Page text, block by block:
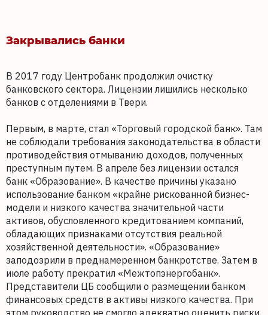
Закрывались банки
В 2017 году Центробанк продолжил очистку
банковского сектора. Лицензии лишились несколько
банков с отделениями в Твери.
Первым, в марте, стал «Торговый городской банк». Там
не соблюдали требования законодательства в области
противодействия отмыванию доходов, полученных
преступным путем. В апреле без лицензии остался
банк «Образование». В качестве причины указано
использование банком «крайне рискованной бизнес-
модели и низкого качества значительной части
активов, обусловленного кредитованием компаний,
обладающих признаками отсутствия реальной
хозяйственной деятельности». «Образование»
заподозрили в преднамеренном банкротстве. Затем в
июле работу прекратил «Межтопэнергобанк».
Представители ЦБ сообщили о размещении банком
финансовых средств в активы низкого качества. При